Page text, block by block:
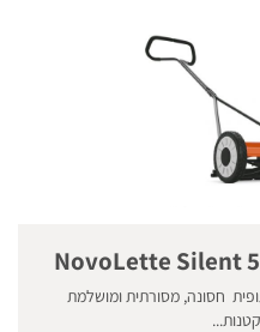
חסונה, מסורתית ומושלמת